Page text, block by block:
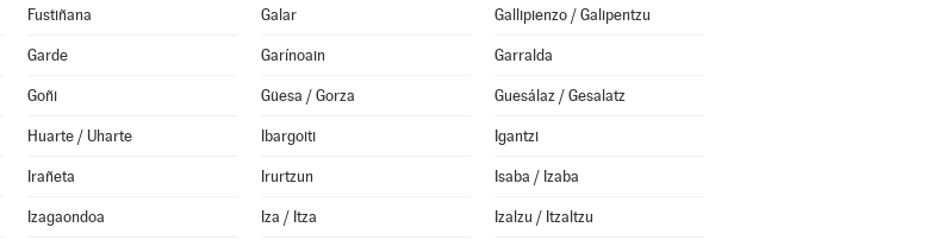
Fustiñana Galar Gallipienzo / Galipentzu
Garde Garínoain Garralda
Goñi Güesa / Gorza Guesálaz / Gesalatz
Huarte / Uharte Ibargoiti Igantzi
Irañeta Irurtzun Isaba / Izaba
Izagaondoa Iza / Itza Izalzu / Itzaltzu